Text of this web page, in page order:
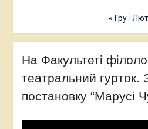
« Гру
На Факультеті
театральний
постановку “Марусі